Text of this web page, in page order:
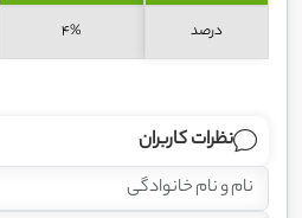
درصد 4%
نظرات کاربران